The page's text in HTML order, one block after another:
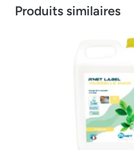
Produits similaires